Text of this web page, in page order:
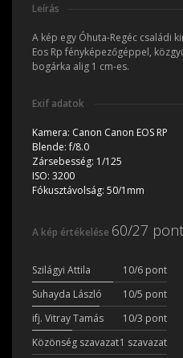
Leírás
A kép egy Óhuta-Regéc családi
Eos Rp fényképezőgéppel,
bogárka alig 1 cm-es.
Exif adatok
Kamera: Canon Canon EOS RP
Blende:f/8.0
Zársebesség: 1/125
ISO: 3200
Fókusztávolság: 50/1mm
A kép értékelése 60/27 pont
Szilágyi Attila 10/6 pont
Suhayda László
10/5 pont
ifj. Vitray Tamás
10/3 pont
Közönség szavazat1 szavazat